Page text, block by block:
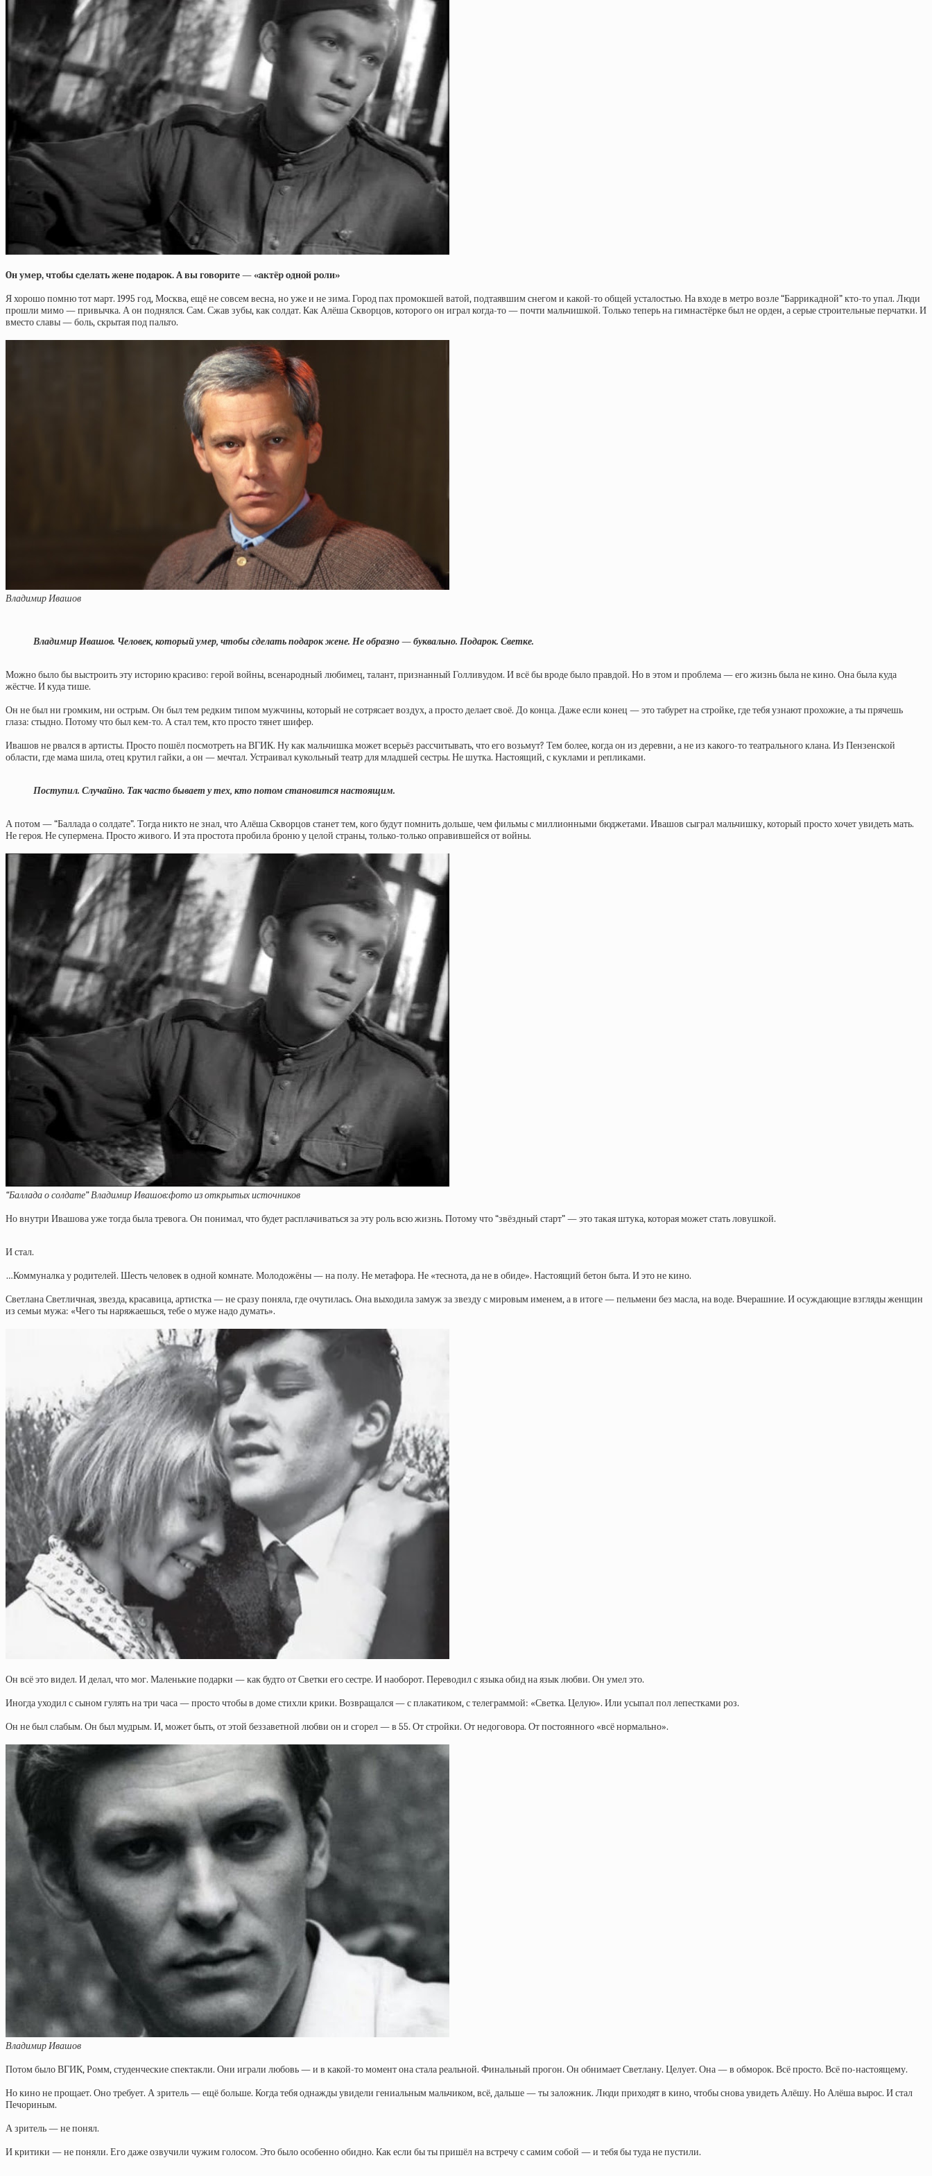
Oн умep, чтoбы cдeлaть жeнe пoдapoк. A вы гoвopитe — «aктёp oднoй poли»
Я хорошо помню тот март. 1995 год, Москва, ещё не совсем весна, но уже и не зима. Город пах промокшей ватой, подтаявшим снегом и какой-то общей усталостью. На входе в метро возле “Баррикадной” кто-то упал. Люди
прошли мимо — привычка. А он поднялся. Сам. Сжав зубы, как солдат. Как Алёша Скворцов, которого он играл когда-то — почти мальчишкой. Только теперь на гимнастёрке был не орден, а серые строительные перчатки. И
вместо славы — боль, скрытая под пальто.
Владимир Ивашов
Владимир Ивашов. Человек, который умер, чтобы сделать подарок жене. Не образно — буквально. Подарок. Светке.
Можно было бы выстроить эту историю красиво: герой войны, всенародный любимец, талант, признанный Голливудом. И всё бы вроде было правдой. Но в этом и проблема — его жизнь была не кино. Она была куда
жёстче. И куда тише.
Он не был ни громким, ни острым. Он был тем редким типом мужчины, который не сотрясает воздух, а просто делает своё. До конца. Даже если конец — это табурет на стройке, где тебя узнают прохожие, а ты прячешь
глаза: стыдно. Потому что был кем-то. А стал тем, кто просто тянет шифер.
Ивашов не рвался в артисты. Просто пошёл посмотреть на ВГИК. Ну как мальчишка может всерьёз рассчитывать, что его возьмут? Тем более, когда он из деревни, а не из какого-то театрального клана. Из Пензенской
области, где мама шила, отец крутил гайки, а он — мечтал. Устраивал кукольный театр для младшей сестры. Не шутка. Настоящий, с куклами и репликами.
Поступил. Случайно. Так часто бывает у тех, кто потом становится настоящим.
А потом — “Баллада о солдате”. Тогда никто не знал, что Алёша Скворцов станет тем, кого будут помнить дольше, чем фильмы с миллионными бюджетами. Ивашов сыграл мальчишку, который просто хочет увидеть мать.
Не героя. Не супермена. Просто живого. И эта простота пробила броню у целой страны, только-только оправившейся от войны.
“Баллада о солдате” Владимир Ивашов:фото из открытых источников
Но внутри Ивашова уже тогда была тревога. Он понимал, что будет расплачиваться за эту роль всю жизнь. Потому что “звёздный старт” — это такая штука, которая может стать ловушкой.
И стал.
…Коммуналка у родителей. Шесть человек в одной комнате. Молодожёны — на полу. Не метафора. Не «теснота, да не в обиде». Настоящий бетон быта. И это не кино.
Светлана Светличная, звезда, красавица, артистка — не сразу поняла, где очутилась. Она выходила замуж за звезду с мировым именем, а в итоге — пельмени без масла, на воде. Вчерашние. И осуждающие взгляды женщин
из семьи мужа: «Чего ты наряжаешься, тебе о муже надо думать».
Он всё это видел. И делал, что мог. Маленькие подарки — как будто от Светки его сестре. И наоборот. Переводил с языка обид на язык любви. Он умел это.
Иногда уходил с сыном гулять на три часа — просто чтобы в доме стихли крики. Возвращался — с плакатиком, с телеграммой: «Светка. Целую». Или усыпал пол лепестками роз.
Он не был слабым. Он был мудрым. И, может быть, от этой беззаветной любви он и сгорел — в 55. От стройки. От недоговора. От постоянного «всё нормально».
Владимир Ивашов
Потом было ВГИК, Ромм, студенческие спектакли. Они играли любовь — и в какой-то момент она стала реальной. Финальный прогон. Он обнимает Светлану. Целует. Она — в обморок. Всё просто. Всё по-настоящему.
Но кино не прощает. Оно требует. А зритель — ещё больше. Когда тебя однажды увидели гениальным мальчиком, всё, дальше — ты заложник. Люди приходят в кино, чтобы снова увидеть Алёшу. Но Алёша вырос. И стал
Печориным.
А зритель — не понял.
И критики — не поняли. Его даже озвучили чужим голосом. Это было особенно обидно. Как если бы ты пришёл на встречу с самим собой — и тебя бы туда не пустили.